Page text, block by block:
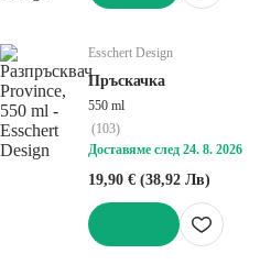
Esschert Design
Пръскачка
550 ml
(103)
Доставяме след 24. 8. 2026
19,90 € (38,92 Лв)